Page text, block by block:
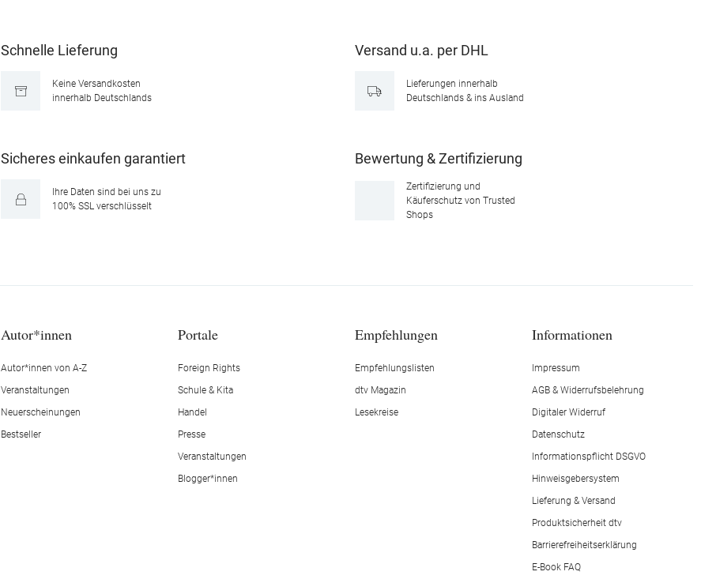
Schnelle Lieferung
Keine Versandkosten
innerhalb Deutschlands
Versand u.a. per DHL
Lieferungen innerhalb
Deutschlands & ins Ausland
Sicheres einkaufen garantiert
Ihre Daten sind bei uns zu
100% SSL verschlüsselt
Bewertung & Zertifizierung
Zertifizierung und
Käuferschutz von Trusted
Shops
Autor*innen
Autor*innen von A-Z
Veranstaltungen
Neuerscheinungen
Bestseller
Portale
Foreign Rights
Schule & Kita
Handel
Presse
Veranstaltungen
Blogger*innen
Empfehlungen
Empfehlungslisten
dtv Magazin
Lesekreise
Informationen
Impressum
AGB & Widerrufsbelehrung
Digitaler Widerruf
Datenschutz
Informationspflicht DSGVO
Hinweisgebersystem
Lieferung & Versand
Produktsicherheit dtv
Barrierefreiheitserklärung
E-Book FAQ